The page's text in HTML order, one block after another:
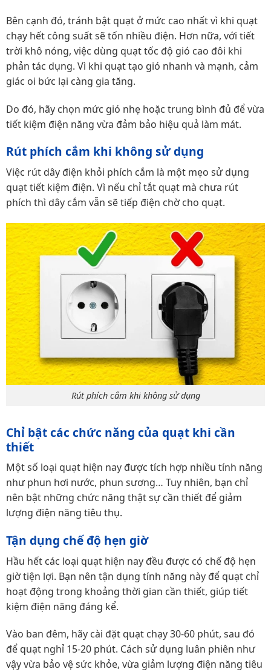
Bên cạnh đó, tránh bật quạt ở mức cao nhất vì khi quạt
chạy hết công suất sẽ tốn nhiều điện. Hơn nữa, với tiết
trời khô nóng, việc dùng quạt tốc độ gió cao đôi khi
phản tác dụng. Vì khi quạt tạo gió nhanh và mạnh, cảm
giác oi bức lại càng gia tăng.
Do đó, hãy chọn mức gió nhẹ hoặc trung bình đủ để vừa
tiết kiệm điện năng vừa đảm bảo hiệu quả làm mát.
Rút phích cắm khi không sử dụng
Việc rút dây điện khỏi phích cắm là một mẹo sử dụng
quạt tiết kiệm điện. Vì nếu chỉ tắt quạt mà chưa rút
phích thì dây cắm vẫn sẽ tiếp điện chờ cho quạt.
Rút phích cắm khi không sử dụng
Chỉ bật các chức năng của quạt khi cần
thiết
Một số loại quạt hiện nay được tích hợp nhiều tính năng
như phun hơi nước, phun sương… Tuy nhiên, bạn chỉ
nên bật những chức năng thật sự cần thiết để giảm
lượng điện năng tiêu thụ.
Tận dụng chế độ hẹn giờ
Hầu hết các loại quạt hiện nay đều được có chế độ hẹn
giờ tiện lợi. Bạn nên tận dụng tính năng này để quạt chỉ
hoạt động trong khoảng thời gian cần thiết, giúp tiết
kiệm điện năng đáng kể.
Vào ban đêm, hãy cài đặt quạt chạy 30-60 phút, sau đó
để quạt nghỉ 15-20 phút. Cách sử dụng luân phiên như
vậy vừa bảo vệ sức khỏe, vừa giảm lượng điện năng tiêu